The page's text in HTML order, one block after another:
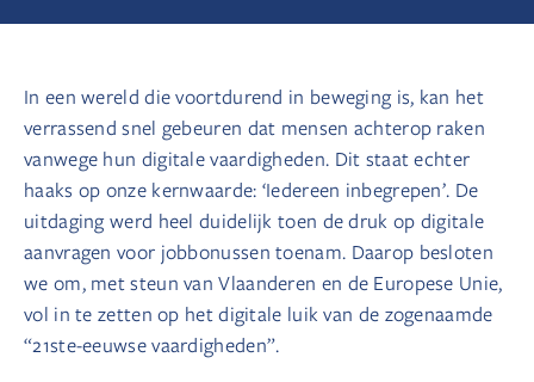
In een wereld die voortdurend in beweging is, kan het
verrassend snel gebeuren dat mensen achterop raken
vanwege hun digitale vaardigheden. Dit staat echter
haaks op onze kernwaarde: ‘Iedereen inbegrepen’. De
uitdaging werd heel duidelijk toen de druk op digitale
aanvragen voor jobbonussen toenam. Daarop besloten
we om, met steun van Vlaanderen en de Europese Unie,
vol in te zetten op het digitale luik van de zogenaamde
“21ste-eeuwse vaardigheden”.